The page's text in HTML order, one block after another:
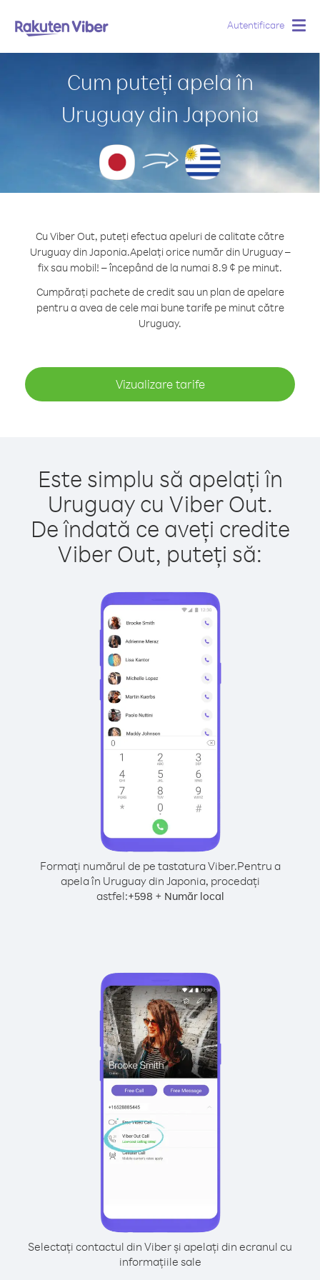
Autentificare
Cum puteți apela în
Uruguay din Japonia
Cu Viber Out, puteți efectua apeluri de calitate către
Uruguay din Japonia.Apelați orice număr din Uruguay –
fix sau mobil! – începând de la numai 8.9 ¢ pe minut.
Cumpărați pachete de credit sau un plan de apelare
pentru a avea de cele mai bune tarife pe minut către
Uruguay.
Vizualizare tarife
Este simplu să apelați în
Uruguay cu Viber Out.
De îndată ce aveți credite
Viber Out, puteți să:
Formați numărul de pe tastatura Viber.Pentru a
apela în Uruguay din Japonia, procedați
astfel:+598 + Număr local
Selectați contactul din Viber și apelați din ecranul cu
informațiile sale